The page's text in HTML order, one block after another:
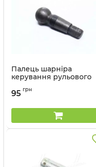
Палець шарніра
керування рульового
Артикул:
95 грн